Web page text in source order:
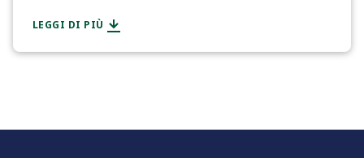
LEGGI DI PIÙ